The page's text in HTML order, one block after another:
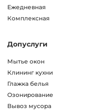
Ежедневная
Комплексная
Допуслуги
Мытье окон
Клининг кухни
Глажка белья
Озонирование
Вывоз мусора